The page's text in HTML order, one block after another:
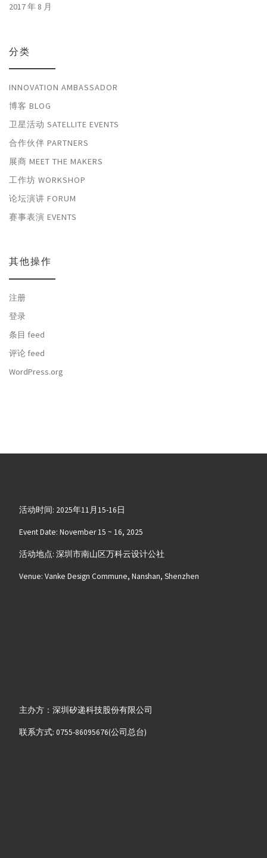
2017 年 8 月
分类
INNOVATION AMBASSADOR
博客 BLOG
卫星活动 SATELLITE EVENTS
合作伙伴 PARTNERS
展商 MEET THE MAKERS
工作坊 WORKSHOP
论坛演讲 FORUM
赛事表演 EVENTS
其他操作
注册
登录
条目 feed
评论 feed
WordPress.org
活动时间: 2025年11月15-16日
Event Date: November 15 ~ 16, 2025
活动地点: 深圳市南山区万科云设计公社
Venue: Vanke Design Commune, Nanshan, Shenzhen
主办方：深圳矽递科技股份有限公司
联系方式: 0755-86095676(公司总台)